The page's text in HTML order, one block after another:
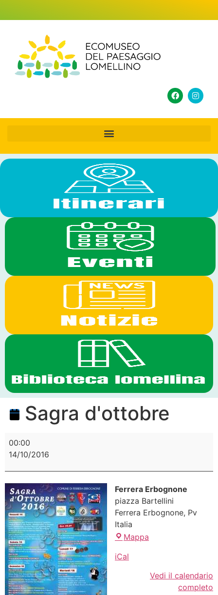
Sagra d'ottobre
00:00
14/10/2016
Ferrera Erbognone
piazza Bartellini
Ferrera Erbognone, Pv
Italia
Mappa
iCal
Vedi il calendario
completo